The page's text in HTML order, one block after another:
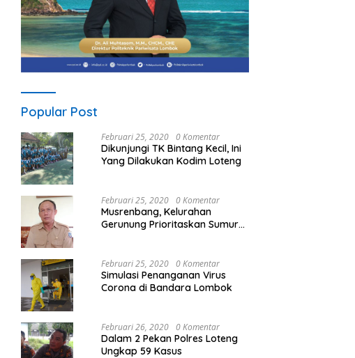
Popular Post
Februari 25, 2020 0 Komentar
Dikunjungi TK Bintang Kecil, Ini
Yang Dilakukan Kodim Loteng
Februari 25, 2020 0 Komentar
Musrenbang, Kelurahan
Gerunung Prioritaskan Sumur
Februari 25, 2020 0 Komentar
Simulasi Penanganan Virus
Corona di Bandara Lombok
Februari 26, 2020 0 Komentar
Dalam 2 Pekan Polres Loteng
Ungkap 59 Kasus